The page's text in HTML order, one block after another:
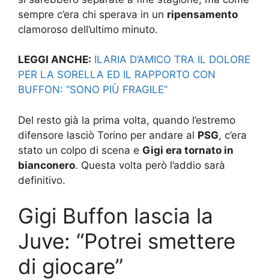
sempre c’era chi sperava in un ripensamento
clamoroso dell’ultimo minuto.
LEGGI ANCHE: ILARIA D’AMICO TRA IL DOLORE
PER LA SORELLA ED IL RAPPORTO CON
BUFFON: “SONO PIÙ FRAGILE”
Del resto già la prima volta, quando l’estremo
difensore lasciò Torino per andare al PSG, c’era
stato un colpo di scena e Gigi era tornato in
bianconero. Questa volta però l’addio sarà
definitivo.
Gigi Buffon lascia la
Juve: “Potrei smettere
di giocare”